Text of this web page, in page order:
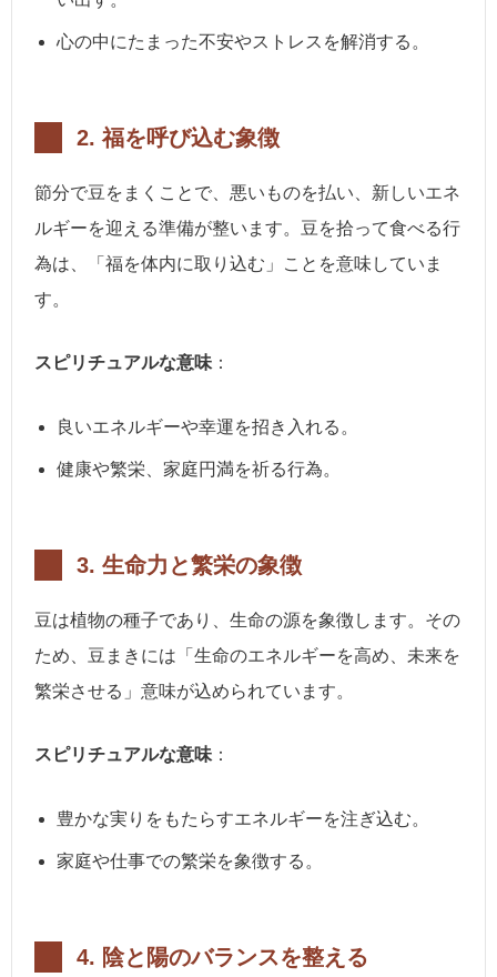
心の中にたまった不安やストレスを解消する。
2.福を呼び込む象徴
節分で豆をまくことで、悪いものを払い、新しいエネ
ルギーを迎える準備が整います。豆を拾って食べる行
為は、「福を体内に取り込む」ことを意味していま
す。
スピリチュアルな意味 ：
良いエネルギーや幸運を招き入れる。
健康や繁栄、家庭円満を祈る行為。
3. 生命力と繁栄の象徴
豆は植物の種子であり、生命の源を象徴します。その
ため、豆まきには「生命のエネルギーを高め、未来を
繁栄させる」意味が込められています。
スピリチュアルな意味 ：
豊かな実りをもたらすエネルギーを注ぎ込む。
家庭や仕事での繁栄を象徴する。
4. 陰と陽のバランスを整える